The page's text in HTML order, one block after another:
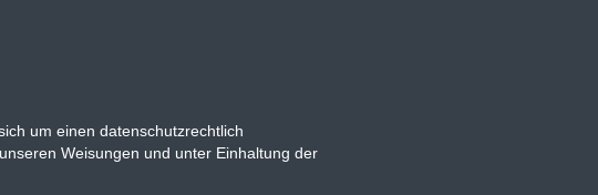
um einen datenschutzrechtlich
Weisungen und unter Einhaltung der